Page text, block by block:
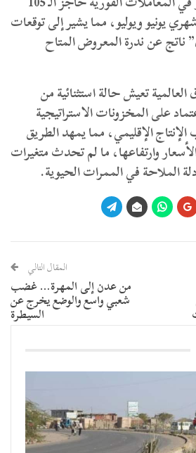
يونيو ويوليو، مما يشير إلى توقعات
عن ندرة المعروض المتاح
العالمية تعيش حالة استثنائية من
على المخزونات الاستراتيجية
الإقليمي، مما يمهد الطريق
وارتفاعها، ما لم تحدث متغيرات
الملاحة في الممرات الحيوية.
المقال التالي
من عدن إلى المهرة… غضب
شعبي واسع والوضع يخرج عن
السيطرة